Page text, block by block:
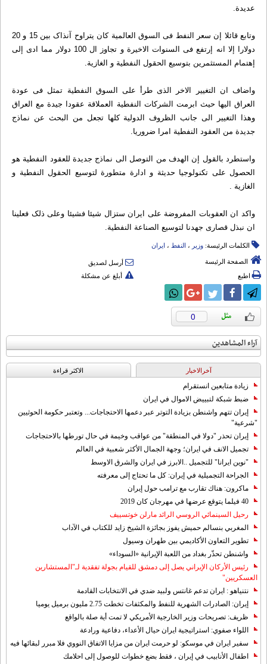
عدیدة.
وتابع قائلا إن سعر النفط فی السوق العالمیة کان یتراوح آنذاک بین 15 و 20
دولارا إلا انه إرتفع فی السنوات الاخیرة و تجاوز ال 100 دولار مما ادی إلی
إهتمام المستثمرین بتوسیع الحقول النفطیة و الغازیة.
واضاف ان التغییر الاخر الذی طرأ علی السوق النفطیة تمثل فی عودة
العراق الیها حیث ابرمت الشرکات النفطیة العملاقة عقودا جیدة مع العراق
وهذا التغییر الی جانب الظروف الدولیة کلها تجعل من البحث عن نماذج
جدیدة من العقود النفطیة امرا ضروریا.
واستطرد بالقول إن الهدف من التوصل الی نماذج جدیدة للعقود النفطیة هو
الحصول علی تکنولوجیا حدیثة و ادارة متطورة لتوسیع الحقول النفطیة و
الغازیة .
واکد ان العقوبات المفروضة علی ایران ستزال شیئا فشیئا وعلی ذلک فعلینا
ان نبذل قصاری جهدنا لتوسیع الصناعة النفطیة.
الكلمات الرئيسة: وزیر ، النفط ، ایران
الصفحة الرئيسة
أرسل لصديق
اطبع
أبلغ عن مشكلة
0
آراء المشاهدين
آخرالاخبار الاکثر قراءة
زيادة متابعين انستقرام
ضبط شبكة لتبييض الاموال في ايران
إيران تتهم واشنطن بزيادة التوتر عبر دعمها الاحتجاجات... وتعتبر حكومة الحوثيين
"شرعية"
إيران تحذر "دولا في المنطقة" من عواقب وخيمة في حال تورطها بالاحتجاجات
تجميل الانف في ايران؛ وجهة الجمال الأكثر شعبية في العالم
"نوين ايرانا" للتجميل ..الابرز في ايران والشرق الاوسط
الجراحة التجميلية في إيران: كل ما تحتاج إلى معرفته
ماكرون: هناك تقارب مع ترامب حول إيران
40 فيلما يتوقع عرضها في مهرجان كان 2019
رحيل السينمائي الروسي الرائد مارلن خوتسييف
المغربي بنسالم حميش يفوز بجائزة الشيخ زايد للكتاب في الآداب
تطوير التعاون الأكاديمي بين طهران وسيول
واشنطن تحذّر بغداد من اللعبة الإيرانية «السوداء»
رئيس الأركان الإيراني يصل إلى دمشق للقيام بجولة تفقدية لـ"المستشارين
العسكريين"
نتنياهو : ايران تدعم غانتس ولبيد ضدي في الانتخابات القادمة
إيران: الصادرات الشهریة للنفط والمكثفات تخطت 2.75 مليون برميل يوميا
ظريف: تصريحات وزير الخارجية الأمريكي لا تمت أية صلة بالواقع
اللواء صفوي: استراتيجية ايران حيال الأعداء، دفاعية ورادعة
سفير ايران في موسكو: لو حرمت ايران من مزايا الاتفاق النووي فلا مبرر لبقائها فيه
اطفال الأنابيب في إيران ، فقط بضع خطوات للوصول إلى احلامك